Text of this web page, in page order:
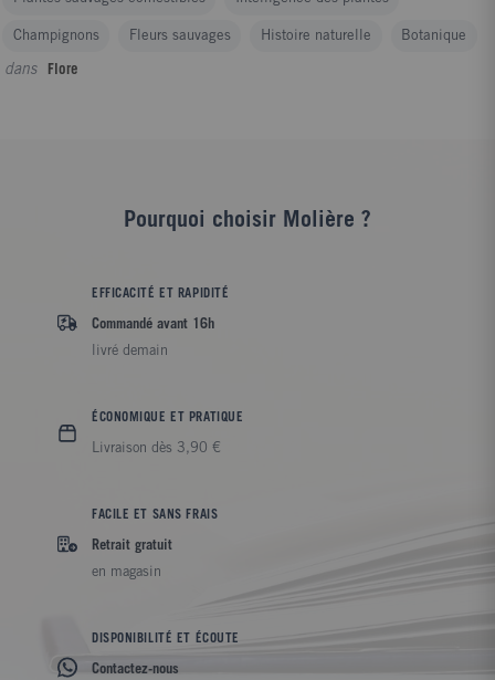
Champignons Fleurs sauvages Histoire naturelle Botanique
dans Flore
Pourquoi choisir Molière ?
EFFICACITÉ ET RAPIDITÉ
Commandé avant 16h
livré demain
ÉCONOMIQUE ET PRATIQUE
Livraison dès 3,90 €
FACILE ET SANS FRAIS
Retrait gratuit
en magasin
DISPONIBILITÉ ET ÉCOUTE
Contactez-nous